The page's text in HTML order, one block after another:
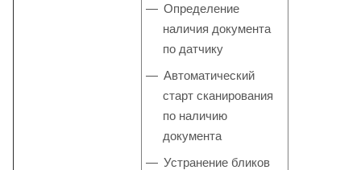
Определение
наличия документа
по датчику
Автоматический
старт сканирования
по наличию
документа
Устранение бликов